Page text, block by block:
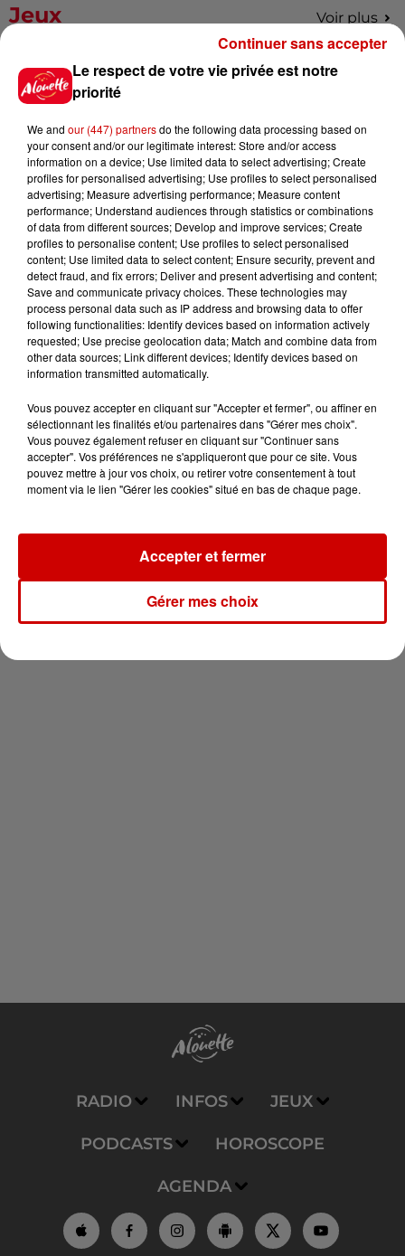
Jeux Voir plus
Gagnez vos places pour le
festival Marché Gourmand 2026
Le Duel - Gagnez vos entrées
pour l'un des zoos de nos
régions !
Destination Vacances - Gagnez
votre séjour en famille au cœur
de la...
Destination Vacances : inscrivez-
vous !
Newsletter
RADIO INFOS JEUX
PODCASTS HOROSCOPE
AGENDA
Le respect de votre vie privée est notre
priorité
We and our (447) partnersdo the following data processing based on
your consent and/or our legitimate interest: Store and/or access
information on a device; Use limited data to select advertising; Create
profiles for personalised advertising; Use profiles to select personalised
advertising; Measure advertising performance; Measure content
performance; Understand audiences through statistics or combinations
of data from different sources; Develop and improve services; Create
profiles to personalise content; Use profiles to select personalised
content; Use limited data to select content; Ensure security, prevent and
detect fraud, and fix errors; Deliver and present advertising and content;
Save and communicate privacy choices. These technologies may
process personal data such as IP address and browsing data to offer
following functionalities: Identify devices based on information actively
requested; Use precise geolocation data; Match and combine data from
other data sources; Link different devices; Identify devices based on
information transmitted automatically.
Vous pouvez accepter en cliquant sur "Accepter et fermer", ou affiner en
sélectionnant les finalités et/ou partenaires dans "Gérer mes choix".
Vous pouvez également refuser en cliquant sur "Continuer sans
accepter". Vos préférences ne s'appliqueront que pour ce site. Vous
pouvez mettre à jour vos choix, ou retirer votre consentement à tout
moment via le lien "Gérer les cookies" situé en bas de chaque page.
Gérer mes choix
Accepter et fermer
Continuer sans accepter